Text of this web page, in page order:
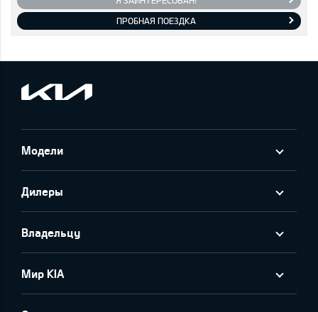
ПРОБНАЯ ПОЕЗДКА
Модели
Дилеры
Владельцу
Мир KIA